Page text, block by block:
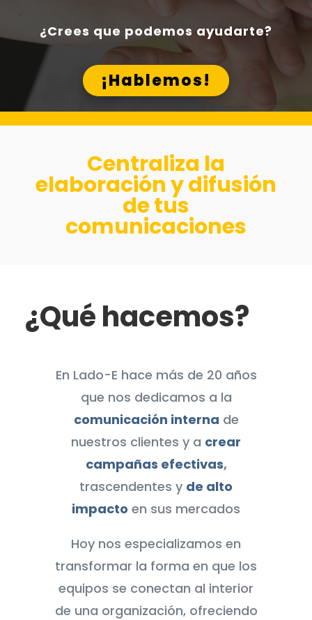
¿Crees que podemos ayudarte?
¡Hablemos!
Centraliza la
elaboración y difusión
de tus
comunicaciones
¿Qué hacemos?
En Lado-E hace más de 20 años
que nos dedicamos a la
comunicación interna de
nuestros clientes y a crear
campañas efectivas,
trascendentes y de alto
impacto en sus mercados
Hoy nos especializamos en
transformar la forma en que los
equipos se conectan al interior
de una organización, ofreciendo